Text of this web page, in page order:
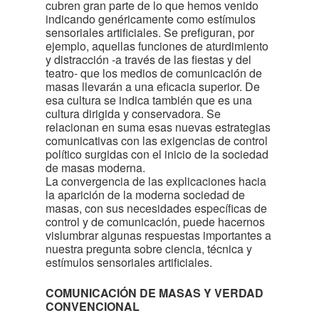
cubren gran parte de lo que hemos venido
indicando genéricamente como estímulos
sensoriales artificiales. Se prefiguran, por
ejemplo, aquellas funciones de aturdimiento
y distracción -a través de las fiestas y del
teatro- que los medios de comunicación de
masas llevarán a una eficacia superior. De
esa cultura se indica también que es una
cultura dirigida y conservadora. Se
relacionan en suma esas nuevas estrategias
comunicativas con las exigencias de control
político surgidas con el inicio de la sociedad
de masas moderna.
La convergencia de las explicaciones hacia
la aparición de la moderna sociedad de
masas, con sus necesidades específicas de
control y de comunicación, puede hacernos
vislumbrar algunas respuestas importantes a
nuestra pregunta sobre ciencia, técnica y
estímulos sensoriales artificiales.
COMUNICACIÓN DE MASAS Y VERDAD
CONVENCIONAL